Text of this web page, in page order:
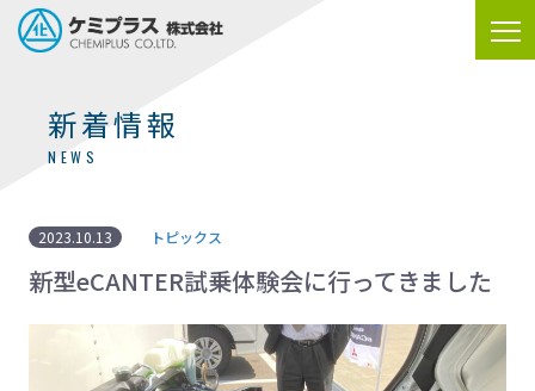
新着情報
NEWS
2023.10.13 トピックス
新型eCANTER試乗体験会に行ってきました